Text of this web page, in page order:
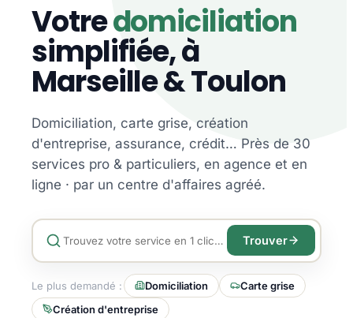
Votredomiciliation
simplifiée, à
Marseille & Toulon
Domiciliation, carte grise, création
d'entreprise, assurance, crédit… Près de 30
services pro & particuliers, en agence et en
ligne · par un centre d'affaires agréé.
Trouver
Le plus demandé : Domiciliation
Carte grise
Création d'entreprise